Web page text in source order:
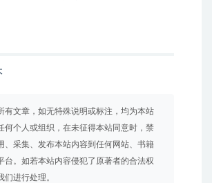
有文章，如无特殊说明或标注，均为本站
何个人或组织，在未征得本站同意时，禁
、采集、发布本站内容到任何网站、书籍
台。如若本站内容侵犯了原著者的合法权
们进行处理。